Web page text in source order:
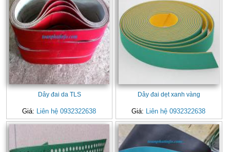
Dây đai da TLS
Giá: Liên hệ 0932322638
Dây đai dẹt xanh vàng
Giá: Liên hệ 0932322638